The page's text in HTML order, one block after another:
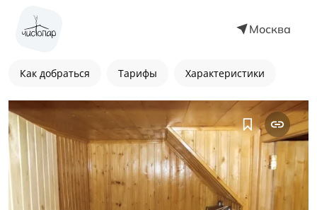
Москва
Как добраться Тарифы Характеристики